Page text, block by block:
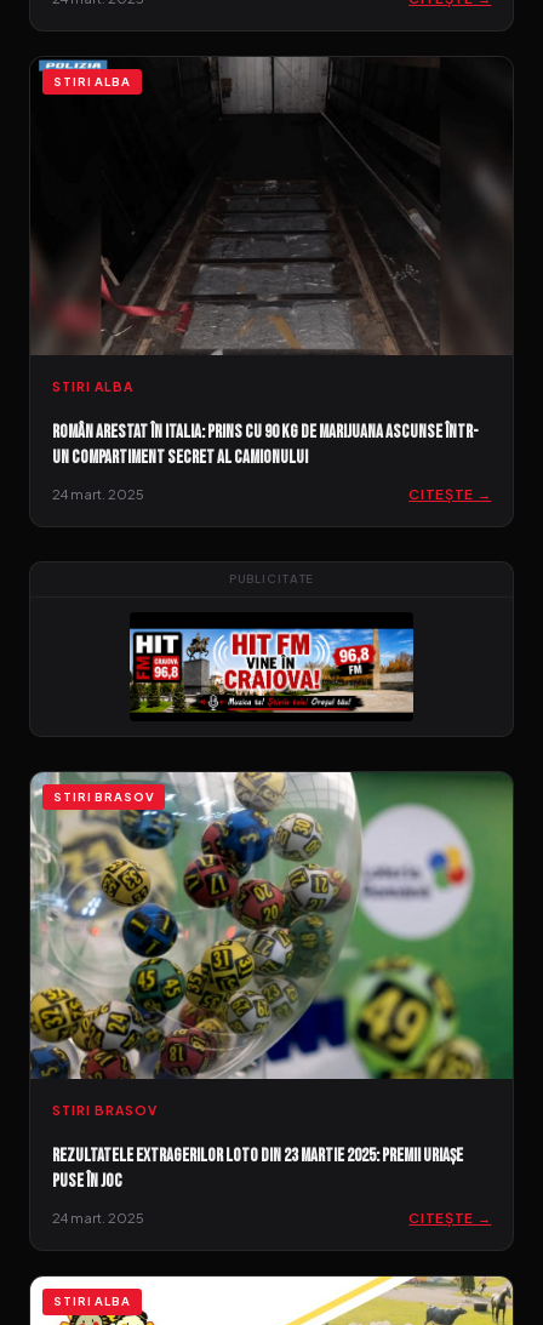
STIRI ALBA
STIRI ALBA
Român arestat în Italia: Prins cu 90 kg de marijuana ascunse într-
un compartiment secret al camionului
24 mart. 2025 CITEȘTE →
PUBLICITATE
STIRI BRASOV
STIRI BRASOV
Rezultatele extragerilor Loto din 23 martie 2025: premii uriașe
puse în joc
24 mart. 2025 CITEȘTE →
STIRI ALBA